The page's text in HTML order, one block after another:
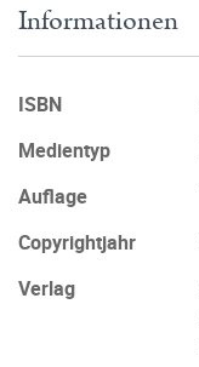
Informationen
ISBN
Medientyp
Auflage
Copyrightjahr
Verlag